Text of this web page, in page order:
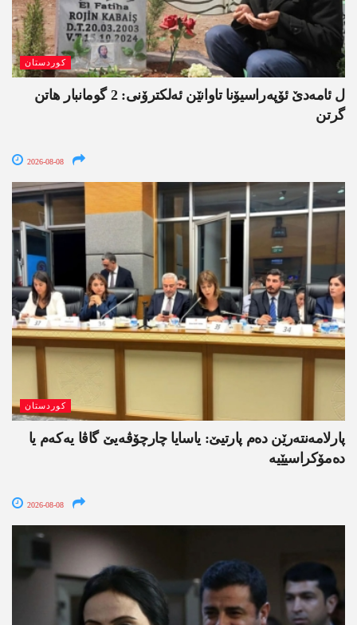
کوردستان
ل ئامەدێ ئۆپەراسیۆنا تاوانێن ئەلکترۆنی: 2 گومانبار ھاتن
گرتن
2026-08-08
کوردستان
پارلامەنتەرێن دەم پارتیێ: یاسایا چارچۆڤەیێ گاڤا یەکەم یا
دەمۆکراسیێیە
2026-08-08